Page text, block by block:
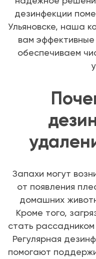
дезинфекции
Ульяновске, наша
вам
обеспечиваем
Запахи могут
от появления
домашних
Кроме того,
стать
Регулярная
помогают